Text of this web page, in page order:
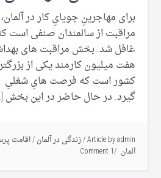
براى مهاجرینِ جویاىِ کار در
مراقبت از سالمندان صنفى است
غافل شد. بخش مراقبت های
هفت میلیون کارمند یکی از
کشور است که فرصت هاىِ شغلىِ
گیرد. در حال حاضر در این بخش
Article byadmin
/زندگی در آلمان/اقامت
آلمان
1 Comment